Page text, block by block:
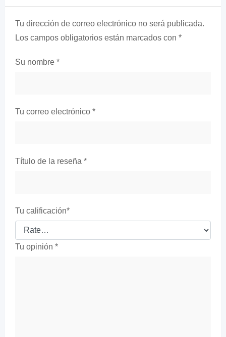
Tu dirección de correo electrónico no será publicada.
Los campos obligatorios están marcados con *
Su nombre *
Tu correo electrónico *
Título de la reseña *
Tu calificación*
Tu opinión *